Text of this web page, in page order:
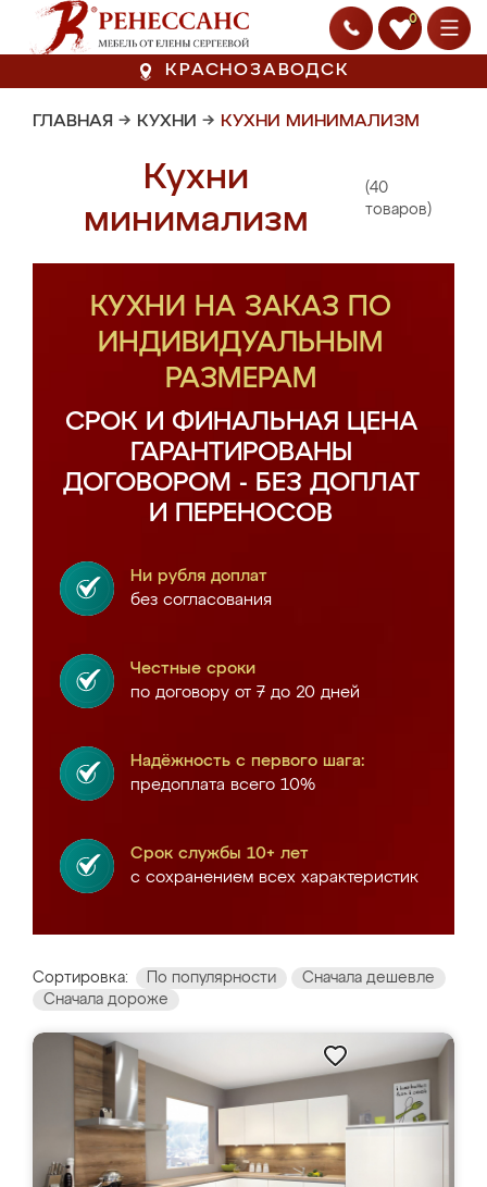
0
КРАСНОЗАВОДСК
ГЛАВНАЯ → КУХНИ → КУХНИ МИНИМАЛИЗМ
Кухни
минимализм
(40
товаров)
КУХНИ НА ЗАКАЗ ПО
ИНДИВИДУАЛЬНЫМ
РАЗМЕРАМ
СРОК И ФИНАЛЬНАЯ ЦЕНА
ГАРАНТИРОВАНЫ
ДОГОВОРОМ - БЕЗ ДОПЛАТ
И ПЕРЕНОСОВ
Ни рубля доплат
без согласования
Честные сроки
по договору от 7 до 20 дней
Надёжность с первого шага:
предоплата всего 10%
Срок службы 10+ лет
с сохранением всех характеристик
Сортировка: По популярности
Сначала дешевле
Сначала дороже